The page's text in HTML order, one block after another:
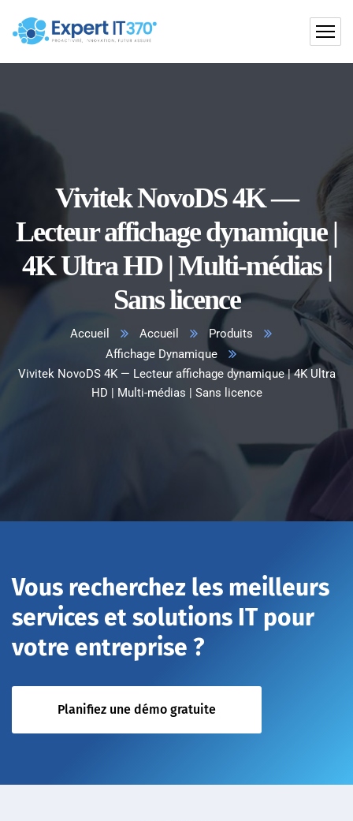
Vivitek NovoDS 4K —
Lecteur affichage dynamique |
4K Ultra HD | Multi-médias |
Sans licence
Accueil Accueil
Produits
Affichage Dynamique
Vivitek NovoDS 4K — Lecteur affichage dynamique | 4K Ultra
HD | Multi-médias | Sans licence
Vous recherchez les meilleurs
services et solutions IT pour
votre entreprise ?
Planifiez une démo gratuite